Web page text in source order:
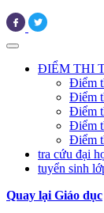
ĐIỂM THI
Điểm
Điểm
Điểm
Điểm
Điểm
tra cứu đại
tuyển sinh
Quay lại Giáo dục